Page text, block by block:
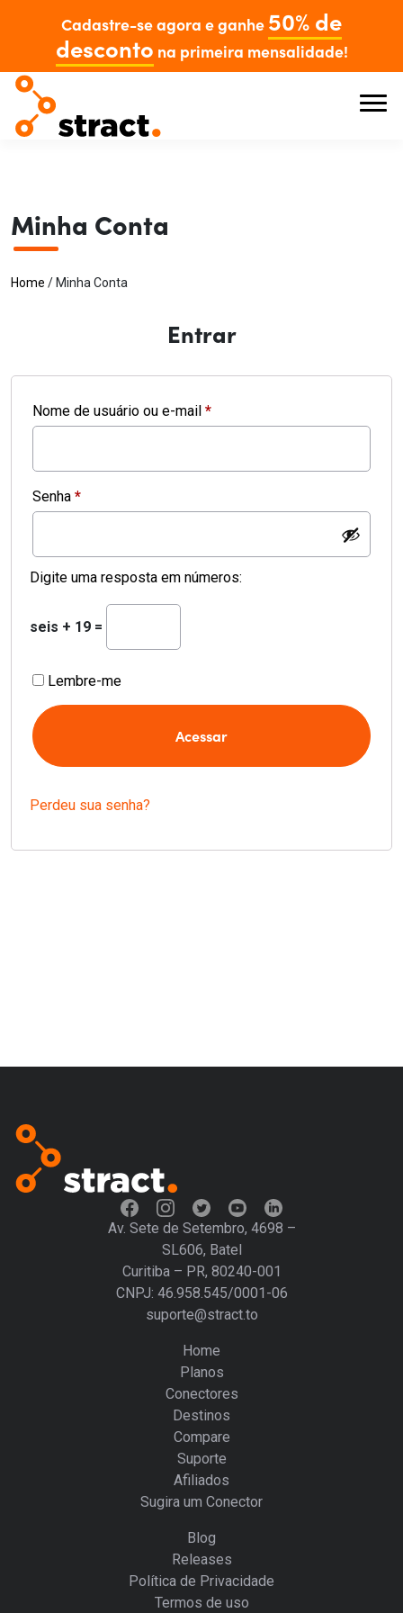
Cadastre-se agora e ganhe 50% de
desconto na primeira mensalidade!
Minha Conta
Home / Minha Conta
Entrar
Nome de usuário ou e-mail *Obrigatório
Senha *Obrigatório
Digite uma resposta em números:
seis + 19 =
Lembre-me
Acessar
Perdeu sua senha?
Av. Sete de Setembro, 4698 –
SL606, Batel
Curitiba – PR, 80240-001
CNPJ: 46.958.545/0001-06
suporte@stract.to
Home
Planos
Conectores
Destinos
Compare
Suporte
Afiliados
Sugira um Conector
Blog
Releases
Política de Privacidade
Termos de uso